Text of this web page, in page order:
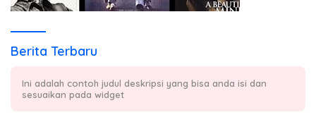
Berita Terbaru
Ini adalah contoh judul deskripsi yang bisa anda isi dan
sesuaikan pada widget